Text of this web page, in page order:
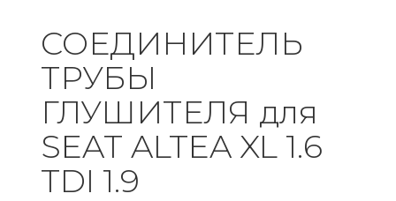
СОЕДИНИТЕЛЬ
ТРУБЫ
ГЛУШИТЕЛЯ для
SEAT ALTEA XL 1.6
TDI 1.9